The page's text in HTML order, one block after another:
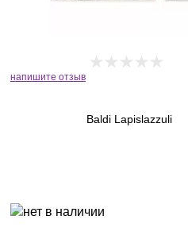
напишите отзыв
Baldi Lapislazzuli